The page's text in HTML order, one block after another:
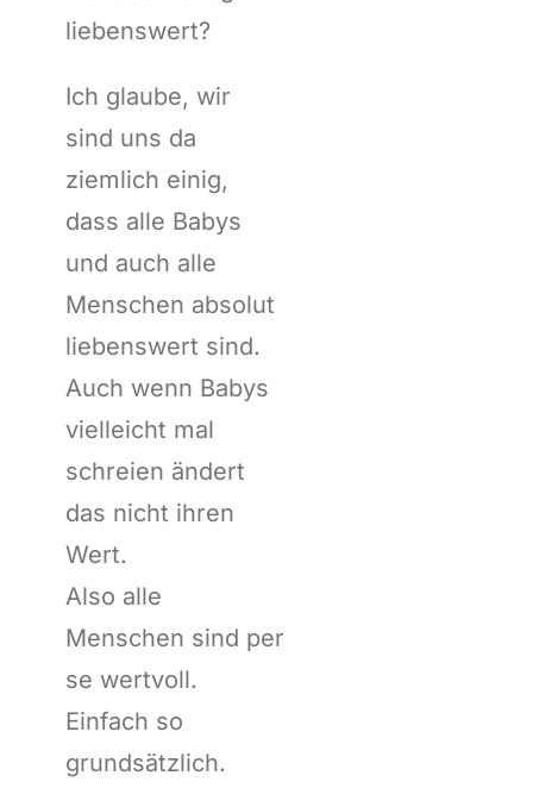
liebenswert?
Ich glaube, wir
sind uns da
ziemlich einig,
dass alle Babys
und auch alle
Menschen absolut
liebenswert sind.
Auch wenn Babys
vielleicht mal
schreien ändert
das nicht ihren
Wert.
Also alle
Menschen sind per
se wertvoll.
Einfach so
grundsätzlich.